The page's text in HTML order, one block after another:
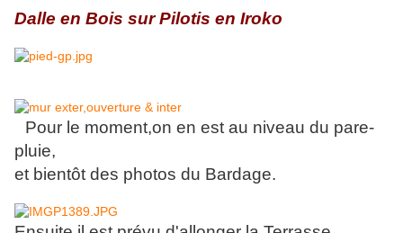
Dalle en Bois sur Pilotis en Iroko
Pour le moment,on en est au niveau du pare-
pluie,
et bientôt des photos du Bardage.